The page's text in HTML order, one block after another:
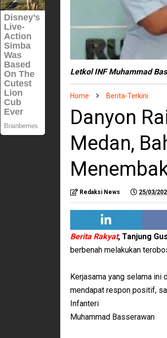
Letkol INF Muhammad
Home Berita-Terkini
Danyon
Medan,
Redaksi News 25/03/
Berita Rakyat, Tanjung
berbenah melakukan
Kerjasama yang selama ini
mendapat respon positif,
Infanteri
Muhammad Basserawan